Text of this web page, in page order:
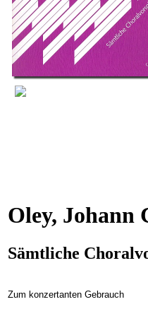
Oley, Johann
Sämtliche
Zum konzertanten Gebrauch